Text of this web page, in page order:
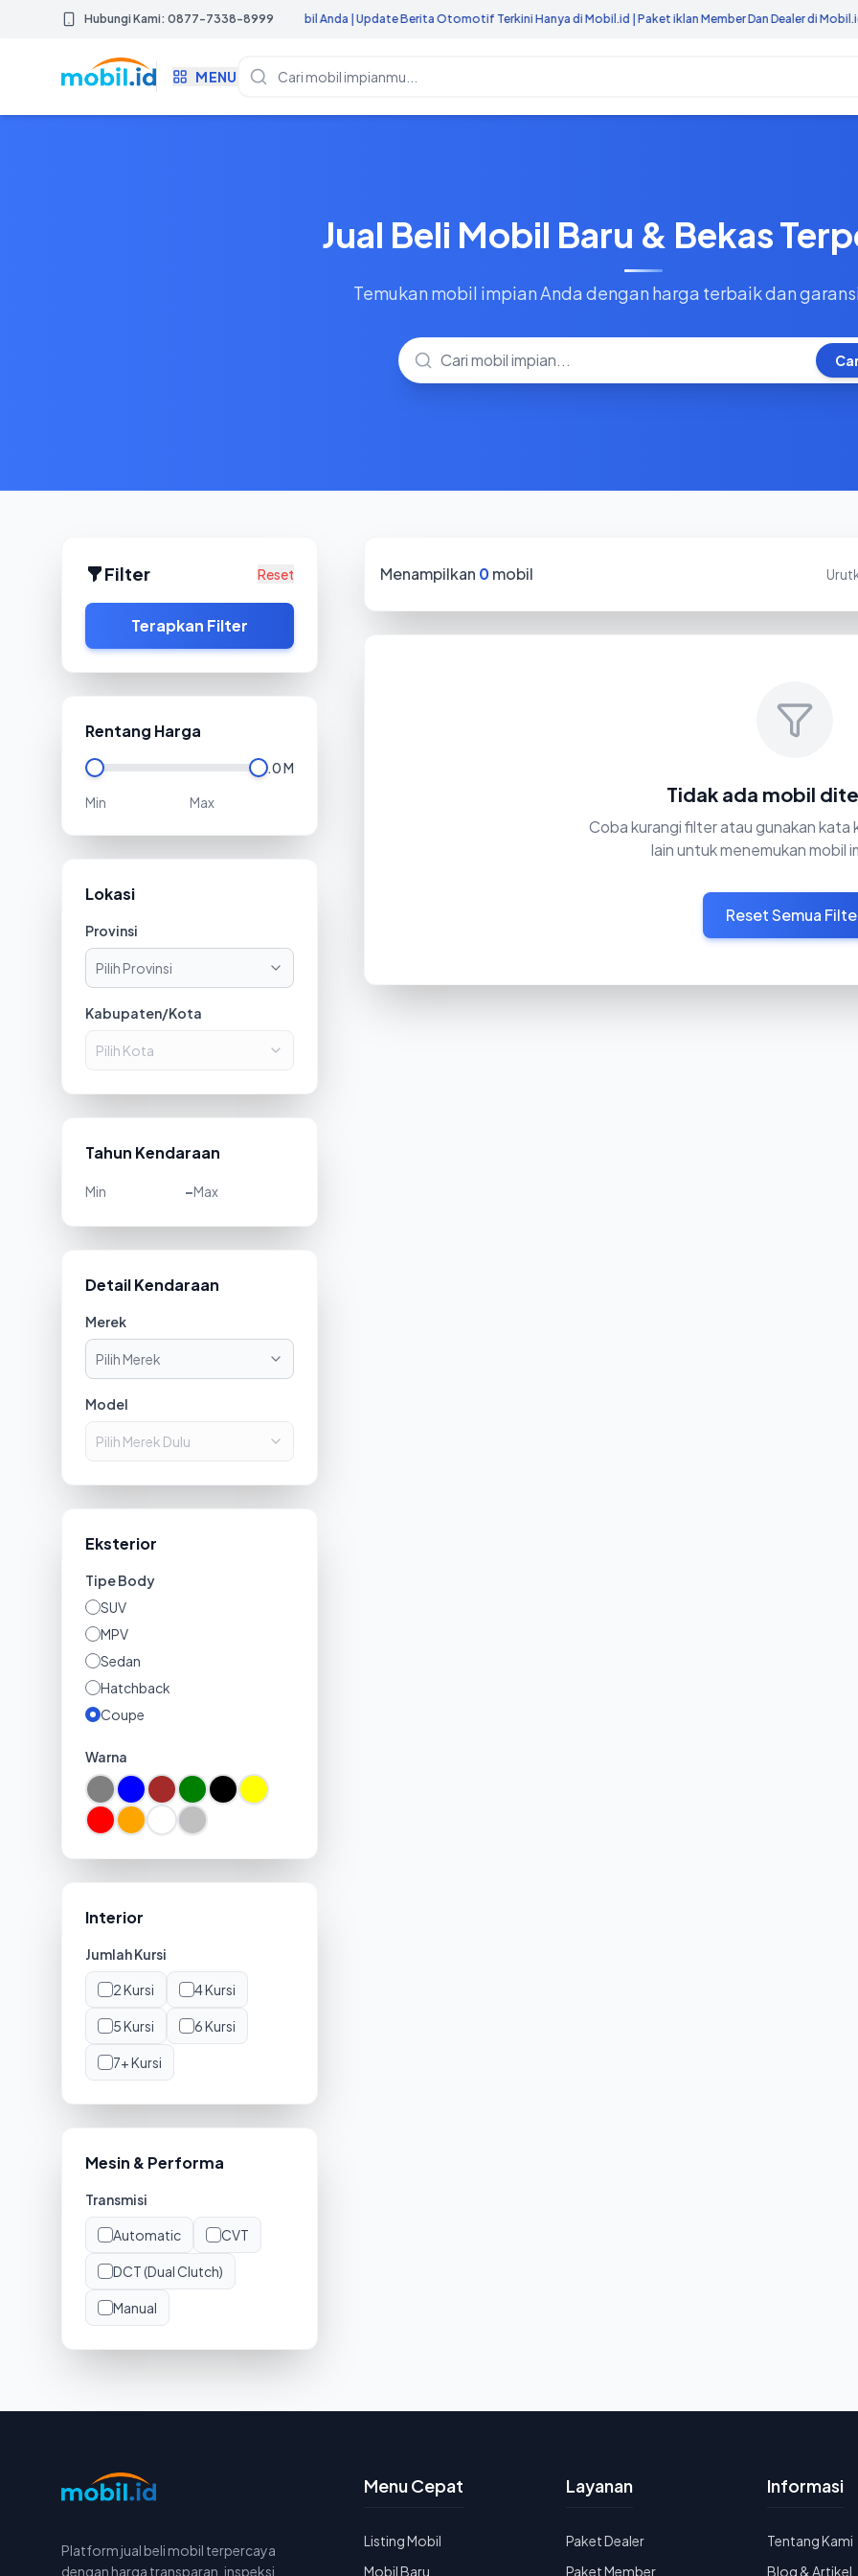
Hubungi Kami: 0877-7338-8999
Mobil.id Untuk Mendapatkan Iklan Promosi Mobil Anda | Update Berita Otomotif Terkini Hanya di Mobil.id | Paket iklan Member Dan Dealer di Mobil.id
MENU
Jual Beli Mobil Baru & Bekas
Temukan mobil impian Anda dengan harga terbaik dan
Filter Reset
Terapkan Filter
Rentang Harga
0 2.0 M
Lokasi
Provinsi
Pilih Provinsi
Kabupaten/Kota
Pilih Kota
Tahun Kendaraan
-
Detail Kendaraan
Merek
Pilih Merek
Model
Pilih Merek Dulu
Eksterior
Tipe Body
SUV
MPV
Sedan
Hatchback
Coupe
Warna
Interior
Jumlah Kursi
2Kursi 4Kursi
5Kursi 6Kursi
7+Kursi
Mesin & Performa
Transmisi
Automatic CVT
DCT (Dual Clutch)
Manual
Menampilkan 0mobil
Tidak ada mobil
Coba kurangi filter atau gunakan kata
lain untuk menemukan mobil
Reset Semua
Platform jual beli mobil terpercaya
dengan harga transparan, inspeksi
Menu Cepat
Listing Mobil
Mobil Baru
Layanan
Paket Dealer
Paket Member
Informasi
Tentang Kami
Blog & Artikel